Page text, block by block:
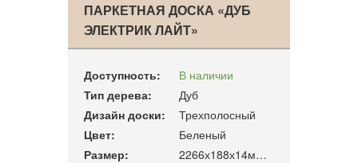
ПАРКЕТНАЯ ДОСКА «ДУБ
ЭЛЕКТРИК ЛАЙТ»
Доступность:
В наличии
Тип дерева:
Дуб
Дизайн доски:
Трехполосный
Цвет:
Беленый
Размер:
2266х188х14мм. 3.41м2/уп